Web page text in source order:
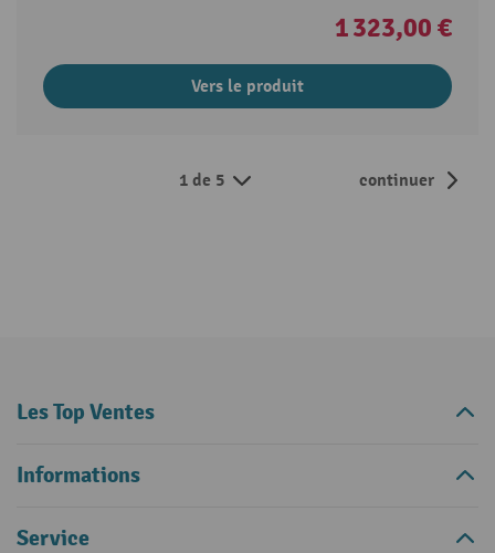
1 323,00 €
Vers le produit
1 de 5 continuer
Les Top Ventes
Informations
Service